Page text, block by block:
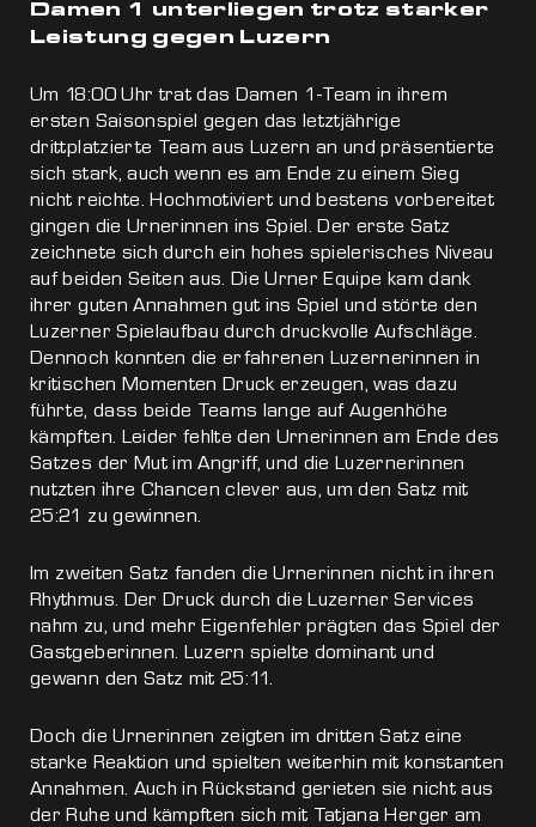
Damen 1 unterliegen trotz starker
Leistung gegen Luzern
Um 18:00 Uhr trat das Damen 1-Team in ihrem
ersten Saisonspiel gegen das letztjährige
drittplatzierte Team aus Luzern an und präsentierte
sich stark, auch wenn es am Ende zu einem Sieg
nicht reichte. Hochmotiviert und bestens vorbereitet
gingen die Urnerinnen ins Spiel. Der erste Satz
zeichnete sich durch ein hohes spielerisches Niveau
auf beiden Seiten aus. Die Urner Equipe kam dank
ihrer guten Annahmen gut ins Spiel und störte den
Luzerner Spielaufbau durch druckvolle Aufschläge.
Dennoch konnten die erfahrenen Luzernerinnen in
kritischen Momenten Druck erzeugen, was dazu
führte, dass beide Teams lange auf Augenhöhe
kämpften. Leider fehlte den Urnerinnen am Ende des
Satzes der Mut im Angriff, und die Luzernerinnen
nutzten ihre Chancen clever aus, um den Satz mit
25:21 zu gewinnen.
Im zweiten Satz fanden die Urnerinnen nicht in ihren
Rhythmus. Der Druck durch die Luzerner Services
nahm zu, und mehr Eigenfehler prägten das Spiel der
Gastgeberinnen. Luzern spielte dominant und
gewann den Satz mit 25:11.
Doch die Urnerinnen zeigten im dritten Satz eine
starke Reaktion und spielten weiterhin mit konstanten
Annahmen. Auch in Rückstand gerieten sie nicht aus
der Ruhe und kämpften sich mit Tatjana Herger am